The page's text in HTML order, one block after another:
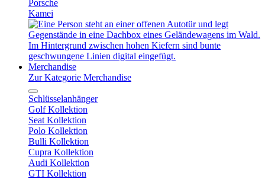
Porsche
Kamei
Merchandise
Zur Kategorie Merchandise
Schlüsselanhänger
Golf Kollektion
Seat Kollektion
Polo Kollektion
Bulli Kollektion
Cupra Kollektion
Audi Kollektion
GTI Kollektion